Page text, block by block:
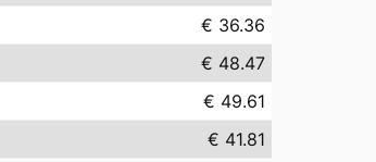
€ 36.36
€ 48.47
€ 49.61
€ 41.81